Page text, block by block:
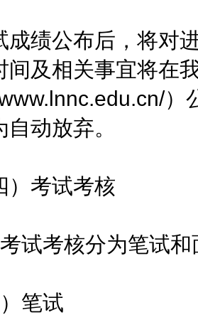
公布后，将对进
间及相关事宜将在
www.lnnc.edu.cn/
动放弃。
考试考核
考核分为笔试和
笔试